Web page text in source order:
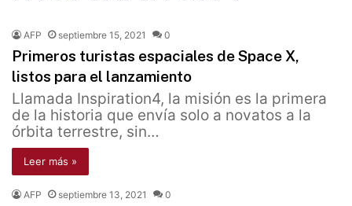
AFP septiembre 15, 2021 0
Primeros turistas espaciales de Space X,
listos para el lanzamiento
Llamada Inspiration4, la misión es la primera
de la historia que envía solo a novatos a la
órbita terrestre, sin…
Leer más »
AFP septiembre 13, 2021 0